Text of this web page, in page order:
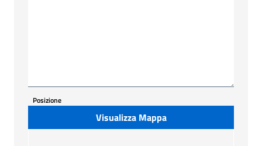
Posizione
Visualizza Mappa